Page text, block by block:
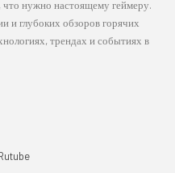
нужно настоящему геймеру.
и глубоких обзоров горячих
трендах и событиях в